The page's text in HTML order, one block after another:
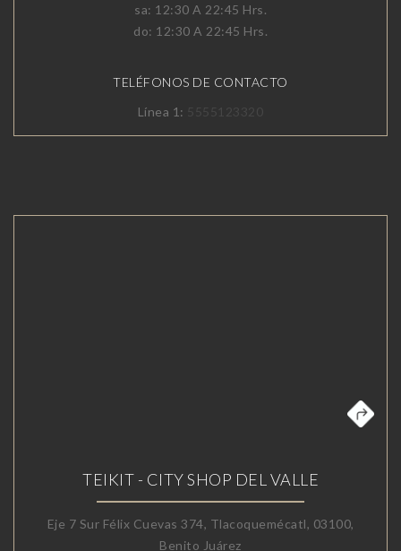
sa: 12:30 A 22:45 Hrs.
do: 12:30 A 22:45 Hrs.
TELÉFONOS DE CONTACTO
Línea 1:
TEIKIT - CITY SHOP DEL VALLE
Eje 7 Sur Félix Cuevas 374, Tlacoquemécatl, 03100,
Benito Juárez